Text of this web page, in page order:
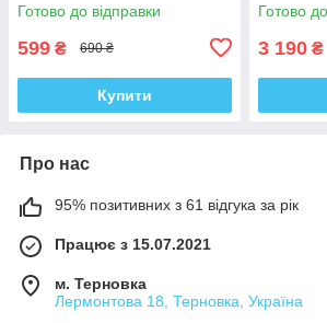
Готово до відправки
599 ₴ 690 ₴
Купити
Готово
3 190 ₴
Про нас
95% позитивних з 61 відгука за рік
Працює з 15.07.2021
м. Терновка
Лермонтова 18, Терновка, Україна